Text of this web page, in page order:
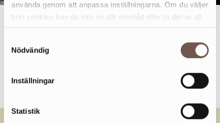
använda genom att anpassa inställningarna. Om du väljer
bort cookies kan du inte se allt innehåll eller ta del av all
Nödvändig
Inställningar
Statistik
Att trivas på jobbet har lika mycket med miljön att göra
som med sysslorna och kollegorna. En stimulerande
medarbetarna och gör det lättare att attrahera nya. Att
Livspusslet är enklare att lägga här, med ett brett utbud av